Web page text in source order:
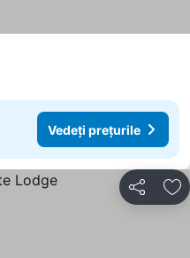
Vedeți prețurile
Distribuiți